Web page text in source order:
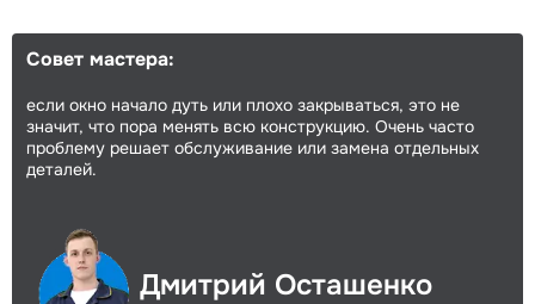
Совет мастера:
если окно начало дуть или плохо закрываться, это не
значит, что пора менять всю конструкцию. Очень часто
проблему решает обслуживание или замена отдельных
деталей.
Дмитрий Осташенко